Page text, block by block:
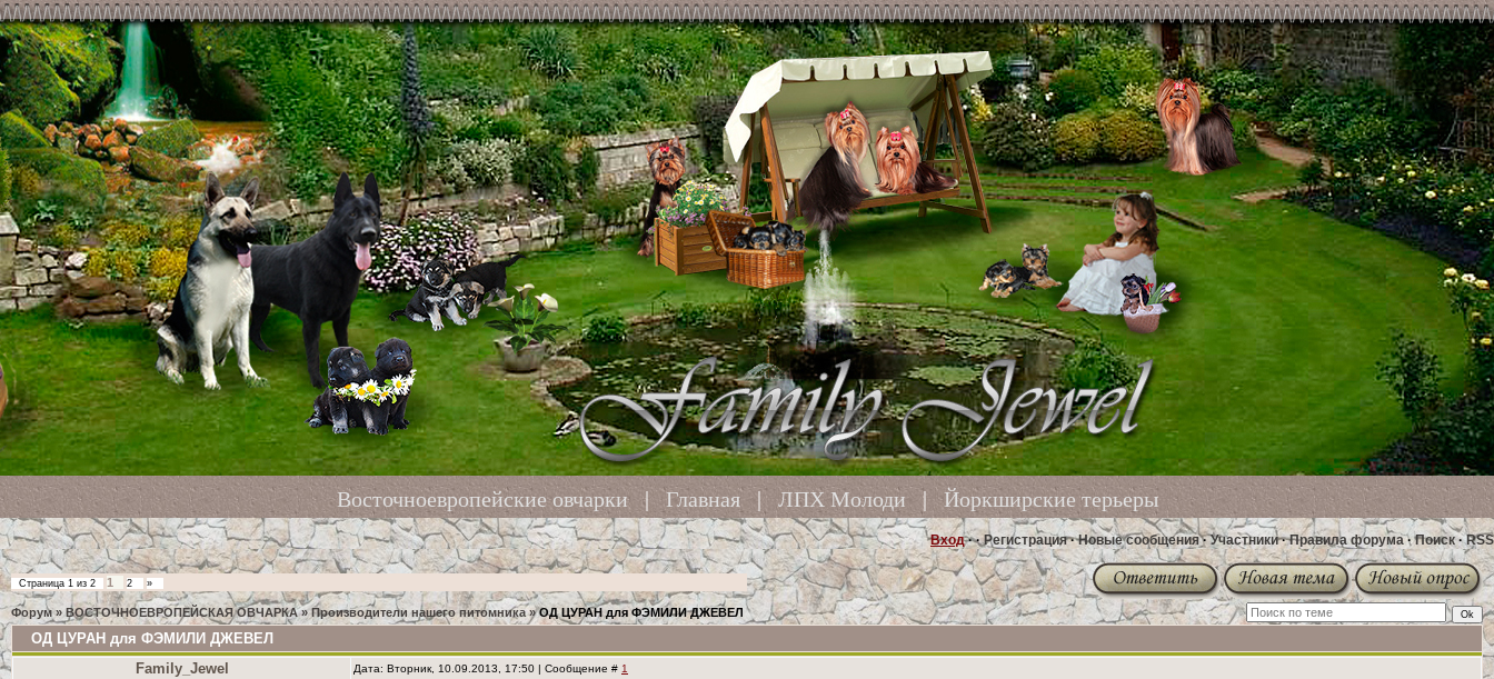
Восточноевропейские овчарки|Главная| ЛПХ Молоди |Йоркширские терьеры
Вход· ·Регистрация·Новые сообщения·Участники·Правила форума·Поиск·RSS
Страница 1 из 2 1 2 »
Форум » ВОСТОЧНОЕВРОПЕЙСКАЯ ОВЧАРКА » Производители нашего питомника » ОД ЦУРАН для ФЭМИЛИ ДЖЕВЕЛ
ОД ЦУРАН для ФЭМИЛИ ДЖЕВЕЛ
Family_Jewel
Дата: Вторник, 10.09.2013, 17:50 | Сообщение # 1